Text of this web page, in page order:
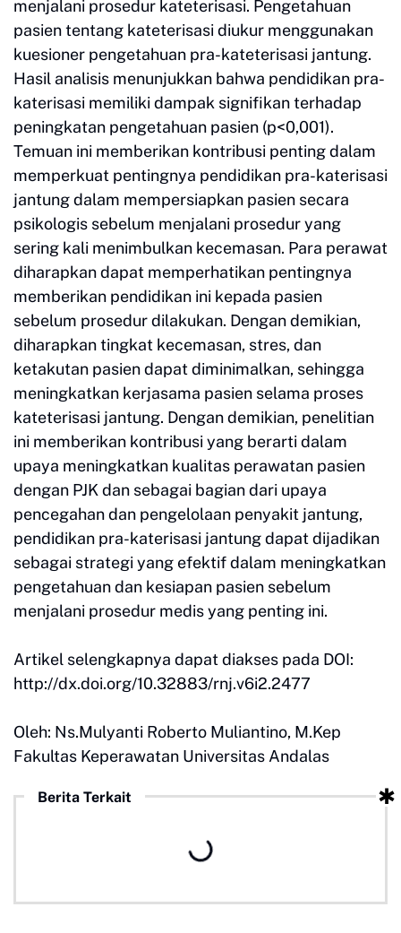
menjalani prosedur kateterisasi. Pengetahuan
pasien tentang kateterisasi diukur menggunakan
kuesioner pengetahuan pra-kateterisasi jantung.
Hasil analisis menunjukkan bahwa pendidikan pra-
katerisasi memiliki dampak signifikan terhadap
peningkatan pengetahuan pasien (p<0,001).
Temuan ini memberikan kontribusi penting dalam
memperkuat pentingnya pendidikan pra-katerisasi
jantung dalam mempersiapkan pasien secara
psikologis sebelum menjalani prosedur yang
sering kali menimbulkan kecemasan. Para perawat
diharapkan dapat memperhatikan pentingnya
memberikan pendidikan ini kepada pasien
sebelum prosedur dilakukan. Dengan demikian,
diharapkan tingkat kecemasan, stres, dan
ketakutan pasien dapat diminimalkan, sehingga
meningkatkan kerjasama pasien selama proses
kateterisasi jantung. Dengan demikian, penelitian
ini memberikan kontribusi yang berarti dalam
upaya meningkatkan kualitas perawatan pasien
dengan PJK dan sebagai bagian dari upaya
pencegahan dan pengelolaan penyakit jantung,
pendidikan pra-katerisasi jantung dapat dijadikan
sebagai strategi yang efektif dalam meningkatkan
pengetahuan dan kesiapan pasien sebelum
menjalani prosedur medis yang penting ini.
Artikel selengkapnya dapat diakses pada DOI:
http://dx.doi.org/10.32883/rnj.v6i2.2477
Oleh: Ns.Mulyanti Roberto Muliantino, M.Kep
Fakultas Keperawatan Universitas Andalas
Berita Terkait